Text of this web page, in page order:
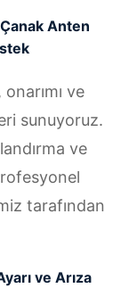
Anten
ve
sunuyoruz.
ve
tarafından
ve Arıza